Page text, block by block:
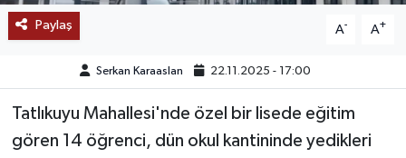
Paylaş A- A+
Serkan Karaaslan 22.11.2025 - 17:00
Tatlıkuyu Mahallesi'nde özel bir lisede eğitim
gören 14 öğrenci, dün okul kantininde yedikleri
POPÜLER
MEDYA